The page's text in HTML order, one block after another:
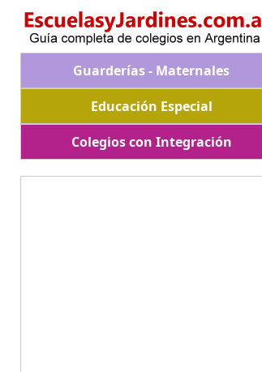
Guarderías - Maternales
Educación Especial
Colegios con Integración